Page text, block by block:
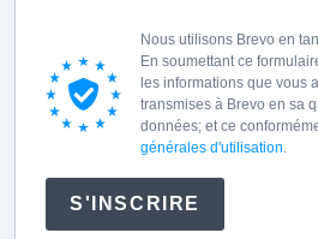
Nous utilisons Brevo en
En soumettant ce
les informations que vous
transmises à Brevo en sa
données; et ce
générales d'utilisation.
S'INSCRIRE